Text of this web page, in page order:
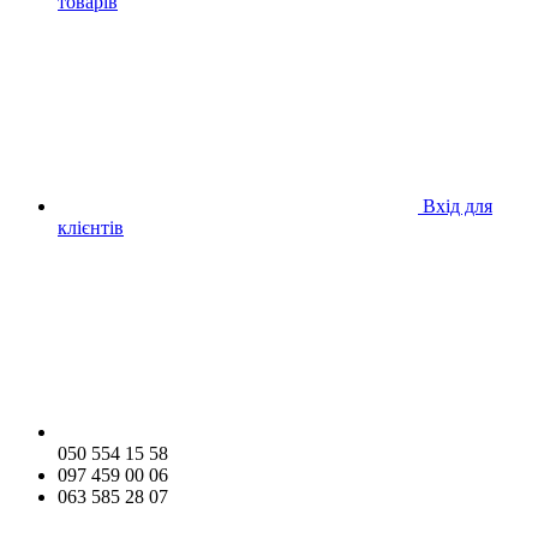
Вхід для
клієнтів
050 554 15 58
097 459 00 06
063 585 28 07